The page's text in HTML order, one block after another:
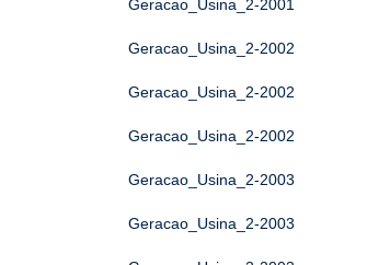
Geracao_Usina_2-2001
Geracao_Usina_2-2002
Geracao_Usina_2-2002
Geracao_Usina_2-2002
Geracao_Usina_2-2003
Geracao_Usina_2-2003